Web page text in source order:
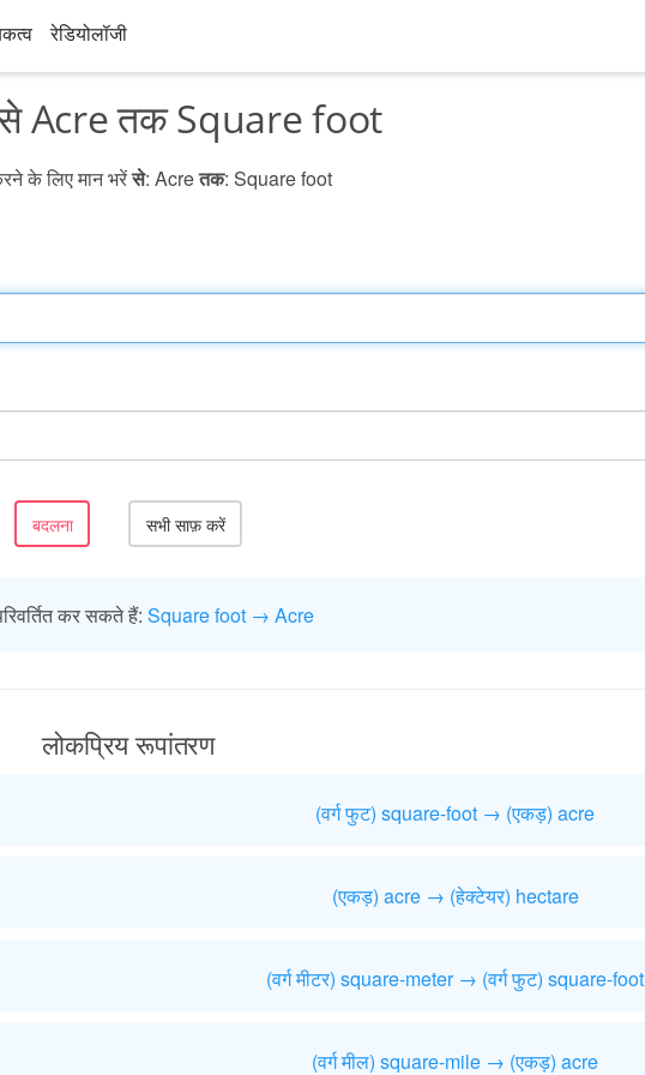
रेडियोलॉजी
Acre तक Square foot
के लिए मान भरेंसे: Acreतक: Square foot
कर सकते हैं: Square foot → Acre
लोकप्रिय रूपांतरण
(वर्ग फुट) square-foot → (एकड़) acre
(एकड़) acre → (हेक्टेयर) hectare
(वर्ग मीटर) square-meter → (वर्ग फुट) square-foot
(वर्ग मील) square-mile → (एकड़) acre